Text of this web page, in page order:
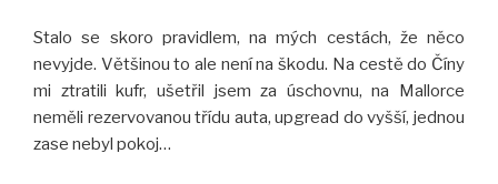
Stalo se skoro pravidlem, na mých cestách, že něco
nevyjde. Většinou to ale není na škodu. Na cestě do Číny
mi ztratili kufr, ušetřil jsem za úschovnu, na Mallorce
neměli rezervovanou třídu auta, upgread do vyšší, jednou
zase nebyl pokoj…